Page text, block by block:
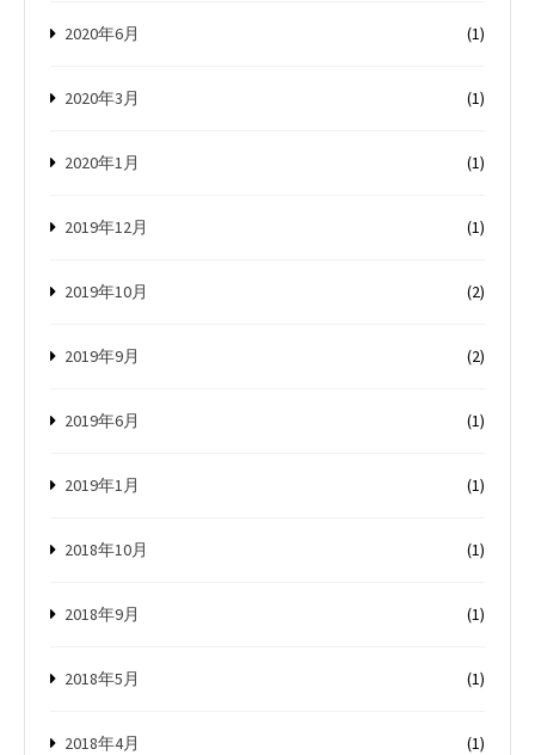
2020年6月 (1)
2020年3月 (1)
2020年1月 (1)
2019年12月 (1)
2019年10月 (2)
2019年9月 (2)
2019年6月 (1)
2019年1月 (1)
2018年10月 (1)
2018年9月 (1)
2018年5月 (1)
2018年4月 (1)